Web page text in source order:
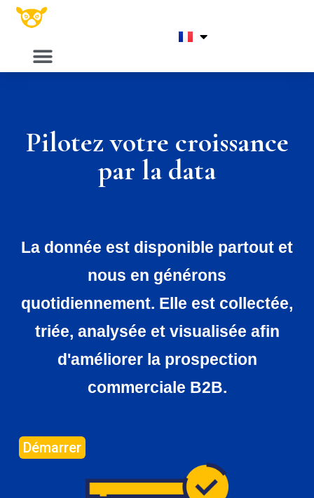
Pilotez votre croissance
par la data
La donnée est disponible partout et
nous en générons
quotidiennement. Elle est collectée,
triée, analysée et visualisée afin
d'améliorer la prospection
commerciale B2B.
Démarrer